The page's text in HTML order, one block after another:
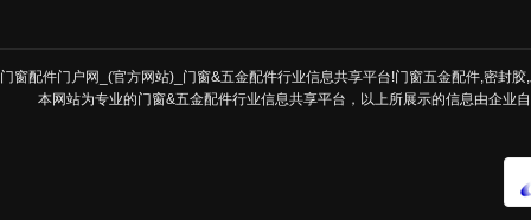
门窗配件门户网_(官方网站)_门窗&五金配件行业信息共享平台!门窗五金配件,密封
本网站为专业的门窗&五金配件行业信息共享平台，以上所展示的信息由企业